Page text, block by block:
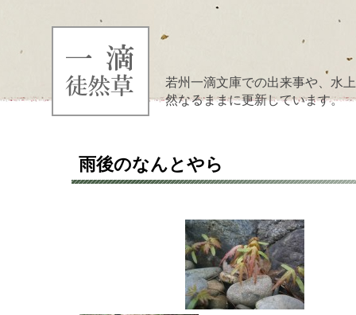
若州一滴文庫での出来事や、水
然なるままに更新しています。
雨後のなんとやら